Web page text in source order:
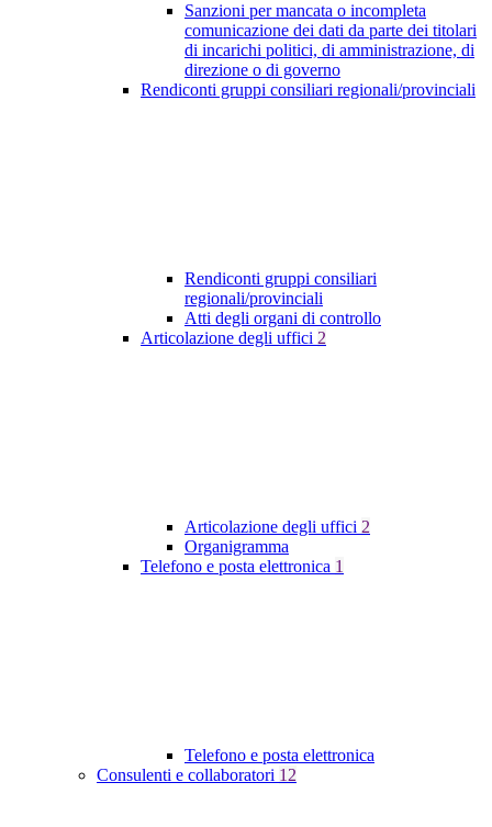
Sanzioni per mancata o incompleta
comunicazione dei dati da parte dei titolari
di incarichi politici, di amministrazione, di
direzione o di governo
Rendiconti gruppi consiliari regionali/provinciali
Rendiconti gruppi consiliari
regionali/provinciali
Atti degli organi di controllo
Articolazione degli uffici 2
Articolazione degli uffici 2
Organigramma
Telefono e posta elettronica 1
Telefono e posta elettronica
Consulenti e collaboratori 12